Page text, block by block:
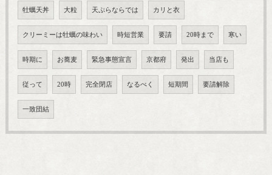
牡蠣天丼 大粒 天ぷらならでは カリと衣
クリーミーは牡蠣の味わい 時短営業 要請 20時まで 寒い
時期に お蕎麦 緊急事態宣言 京都府 発出 当店も
従って 20時 完全閉店 なるべく 短期間 要請解除
一致団結